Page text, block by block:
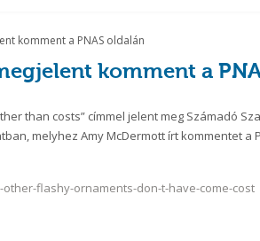
komment a PNAS oldalán
komment a
than costs” címmel jelent meg Számadó
melyhez Amy McDermott írt kommentet a
flashy-ornaments-don-t-have-come-cost